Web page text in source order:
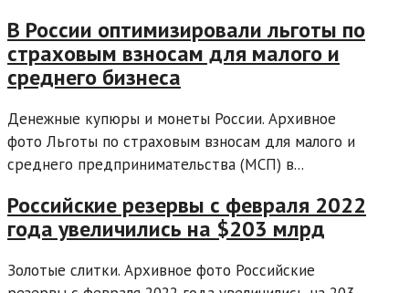
В России оптимизировали льготы по
страховым взносам для малого и
среднего бизнеса
Денежные купюры и монеты России. Архивное
фото Льготы по страховым взносам для малого и
среднего предпринимательства (МСП) в...
Российские резервы с февраля 2022
года увеличились на $203 млрд
Золотые слитки. Архивное фото Российские